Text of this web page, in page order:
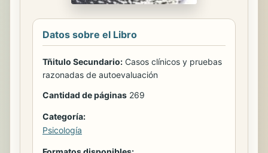
Datos sobre el Libro
Tñitulo Secundario: Casos clínicos y pruebas
razonadas de autoevaluación
Cantidad de páginas 269
Categoría:
Psicología